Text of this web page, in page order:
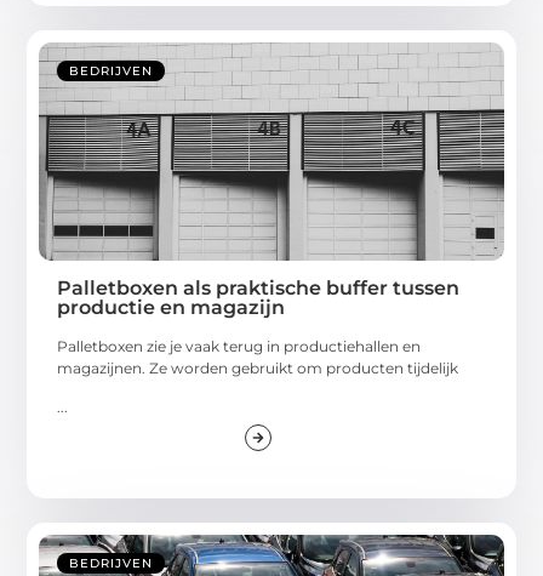
BEDRIJVEN
Palletboxen als praktische buffer tussen
productie en magazijn
Palletboxen zie je vaak terug in productiehallen en
magazijnen. Ze worden gebruikt om producten tijdelijk
...
BEDRIJVEN